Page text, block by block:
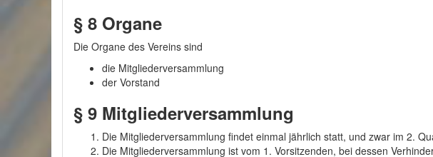
§ 8 Organe
Die Organe des Vereins sind
die Mitgliederversammlung
der Vorstand
§ 9 Mitgliederversammlung
Die Mitgliederversammlung findet einmal jährlich statt, und zwar im 2.
Die Mitgliederversammlung ist vom 1. Vorsitzenden, bei dessen